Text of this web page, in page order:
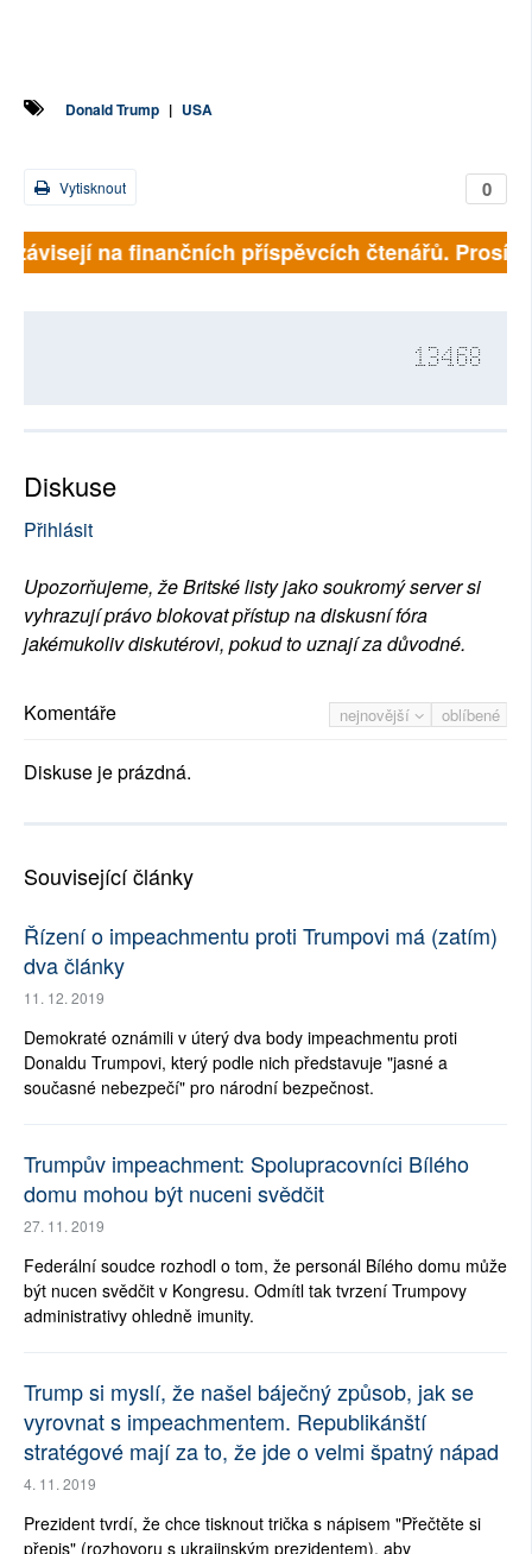
Donald Trump | USA
0
Vytisknout
na finančních příspěvcích čtenářů.
13468
Diskuse
Přihlásit
Upozorňujeme, že Britské listy jako soukromý server si
vyhrazují právo blokovat přístup na diskusní fóra
jakémukoliv diskutérovi, pokud to uznají za důvodné.
nejnovější oblíbené
Komentáře
Diskuse je prázdná.
Související články
Řízení o impeachmentu proti Trumpovi má (zatím)
dva články
11. 12. 2019
Demokraté oznámili v úterý dva body impeachmentu proti
Donaldu Trumpovi, který podle nich představuje "jasné a
současné nebezpečí" pro národní bezpečnost.
Trumpův impeachment: Spolupracovníci Bílého
domu mohou být nuceni svědčit
27. 11. 2019
Federální soudce rozhodl o tom, že personál Bílého domu může
být nucen svědčit v Kongresu. Odmítl tak tvrzení Trumpovy
administrativy ohledně imunity.
Trump si myslí, že našel báječný způsob, jak se
vyrovnat s impeachmentem. Republikánští
stratégové mají za to, že jde o velmi špatný nápad
4. 11. 2019
Prezident tvrdí, že chce tisknout trička s nápisem "Přečtěte si
přepis" (rozhovoru s ukrajinským prezidentem), aby